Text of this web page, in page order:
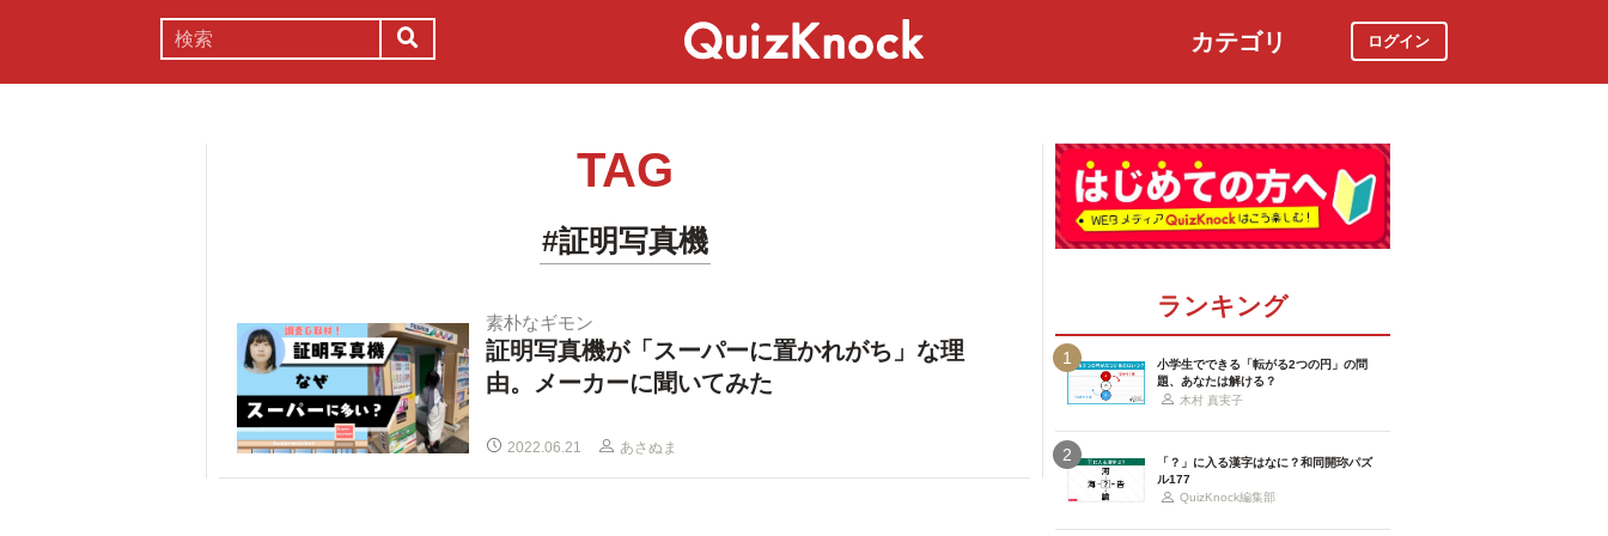
カテゴリ ログイン
TAG
#証明写真機
素朴なギモン
証明写真機が「スーパーに置かれがち」な理
由。メーカーに聞いてみた
2022.06.21 あさぬま
ランキング
1
小学生でできる「転がる2つの円」の問
題、あなたは解ける？
木村 真実子
2
「？」に入る漢字はなに？和同開珎パズ
ル177
QuizKnock編集部